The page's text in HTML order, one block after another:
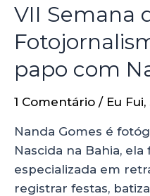
VII Semana
papo com
1 Comentário / Eu Fui,
Nanda Gomes é
Nascida na Bahia,
especializada em
registrar festas,